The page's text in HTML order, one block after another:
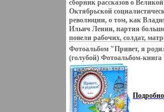
сборник рассказов о Великой
Октябрьской
революции, о том, как
Ильич Ленин, партия
повели рабочих, солдат,
штурм старогбьжщфо мира,
решительную битву за власть
Рассказы эти воскрешают
незабываемые события в
колыбели революции, где
знаменитый выстрел
Октябрьские дни в Москве,
гражданской войны и борьбы
Фотоальбом "Привет, я
(голубой) Фотоальбом-книга
альбома 295х255 мм инфо
Подробно